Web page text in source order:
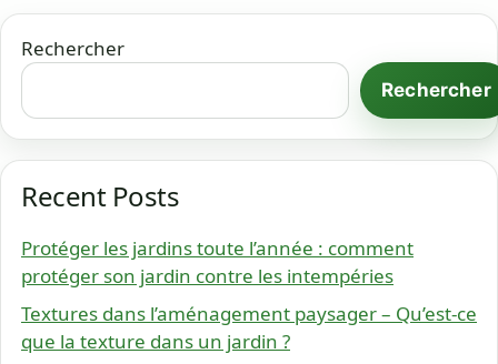
Rechercher
Rechercher
Recent Posts
Protéger les jardins toute l’année : comment
protéger son jardin contre les intempéries
Textures dans l’aménagement paysager – Qu’est-ce
que la texture dans un jardin ?